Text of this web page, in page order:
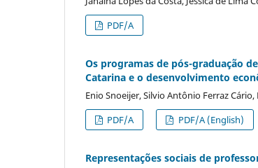
PDF/A
Os programas de pós-graduação
Catarina e o desenvolvimento
Enio Snoeijer, Silvio Antônio Ferraz
PDF/A
PDF/A (English)
Representações sociais de